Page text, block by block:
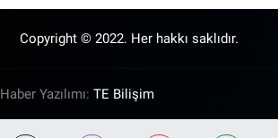
Copyright © 2022. Her hakkı saklıdır.
Haber Yazılımı: TE Bilişim